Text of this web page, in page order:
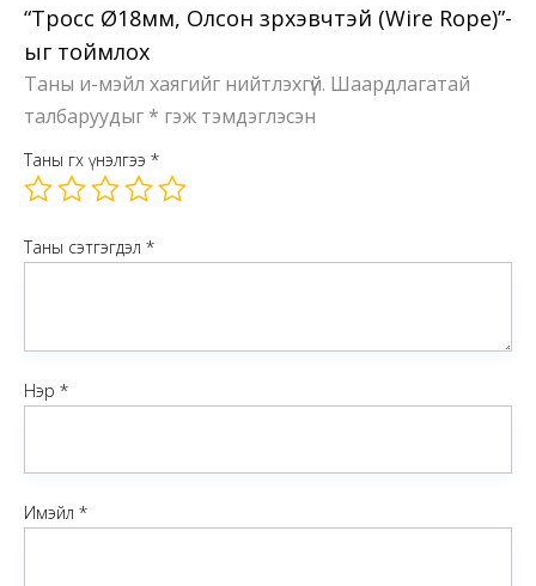
“Тросс Ø18мм, Олсон зүрхэвчтэй (Wire Rope)”-
ыг тоймлох
Таны и-мэйл хаягийг нийтлэхгүй. Шаардлагатай
талбаруудыг * гэж тэмдэглэсэн
Таны өгөх үнэлгээ *
Таны сэтгэгдэл *
Нэр *
Имэйл *